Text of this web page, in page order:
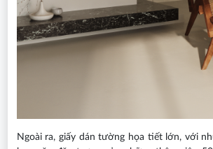
Ngoài ra, giấy dán tường họa tiết lớn, với